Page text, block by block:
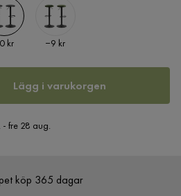
0 kr Pris
−9 kr
Lägg i varukorgen
- fre 28 aug.